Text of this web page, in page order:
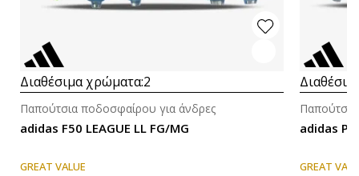
Διαθέσιμα χρώματα:2
adidas F50 LEAGUE LL FG/MG
Παπούτσια ποδοσφαίρου για άνδρες
GREAT VALUE
adidas
GREAT